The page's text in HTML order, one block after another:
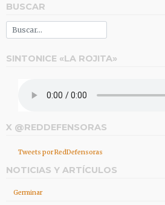
BUSCAR
SINTONICE «LA ROJITA»
X @REDDEFENSORAS
Tweets por RedDefensoras
NOTICIAS Y ARTÍCULOS
Germinar